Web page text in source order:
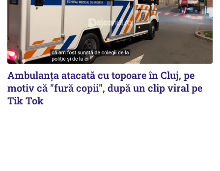
Ambulanța atacată cu topoare în Cluj, pe
motiv că "fură copii", după un clip viral pe
Tik Tok